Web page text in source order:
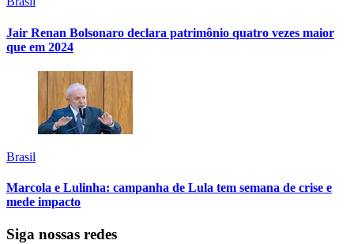
Jair Renan Bolsonaro declara patrimônio quatro vezes maior
que em 2024
Brasil
Marcola e Lulinha: campanha de Lula tem semana de crise e
mede impacto
Siga nossas redes